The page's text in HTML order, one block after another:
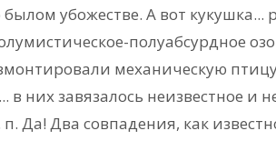
убожестве. А вот кукушка...
полуабсурдное
механическую
в них завязалось неизвестное и
п. Да! Два совпадения, как